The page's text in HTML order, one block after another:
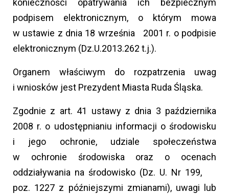
konieczności opatrywania ich bezpiecznym
podpisem elektronicznym, o którym mowa
w ustawie z dnia 18 września 2001 r. o podpisie
elektronicznym (Dz.U.2013.262 t.j.).
Organem właściwym do rozpatrzenia uwag
i wniosków jest Prezydent Miasta Ruda Śląska.
Zgodnie z art. 41 ustawy z dnia 3 października
2008 r. o udostępnianiu informacji o środowisku
i jego ochronie, udziale społeczeństwa
w ochronie środowiska oraz o ocenach
oddziaływania na środowisko (Dz. U. Nr 199,
poz. 1227 z późniejszymi zmianami), uwagi lub